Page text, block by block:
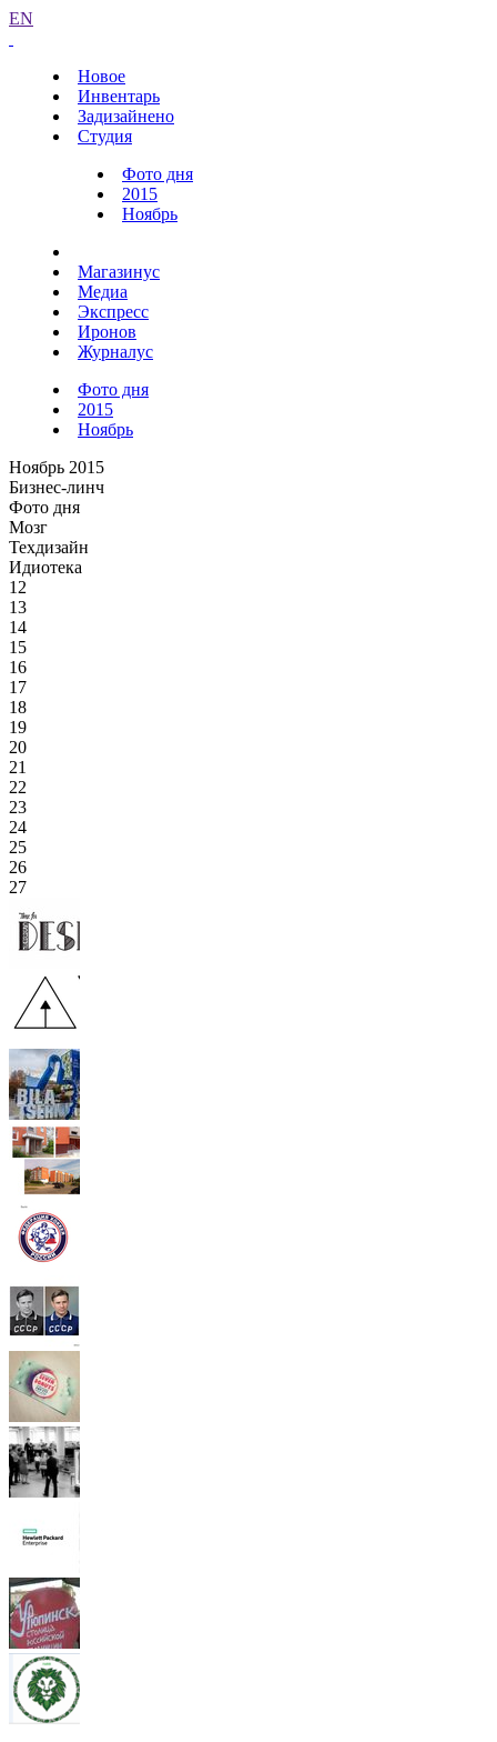
EN
Новое
Инвентарь
Задизайнено
Студия
Фото дня
2015
Ноябрь
Магазинус
Медиа
Экспресс
Иронов
Журналус
Фото дня
2015
Ноябрь
Ноябрь 2015
Бизнес-линч
Фото дня
Мозг
Техдизайн
Идиотека
12
13
14
15
16
17
18
19
20
21
22
23
24
25
26
27